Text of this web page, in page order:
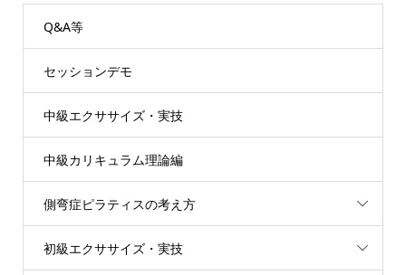
Q&A等
セッションデモ
中級エクササイズ・実技
中級カリキュラム理論編
側弯症ピラティスの考え方
初級エクササイズ・実技